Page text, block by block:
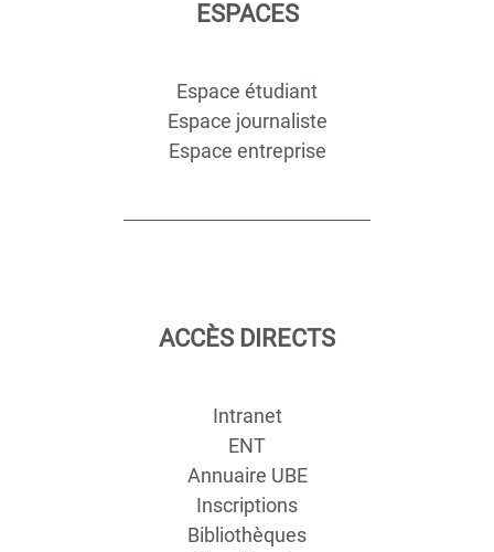
ESPACES
Espace étudiant
Espace journaliste
Espace entreprise
ACCÈS DIRECTS
Intranet
ENT
Annuaire UBE
Inscriptions
Bibliothèques